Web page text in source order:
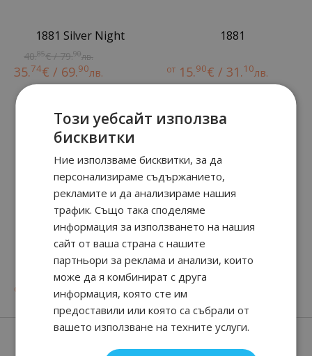
1881 Silver Night
40.85€ / 79.90лв.
35.74€ / 69.90лв.
1881
от 15.90€ / 31.10лв.
1881
от € / 31. лв.
Нови парфюми
Този уебсайт използва
бисквитки
Ние използваме бисквитки, за да
персонализираме съдържанието,
рекламите и да анализираме нашия
трафик. Също така споделяме
информация за използването на нашия
сайт от ваша страна с нашите
партньори за реклама и анализи, които
може да я комбинират с друга
информация, която сте им
предоставили или която са събрали от
вашето използване на техните услуги.